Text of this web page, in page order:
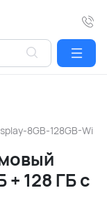
8GB-128GB-Wi
+ 128 ГБ с